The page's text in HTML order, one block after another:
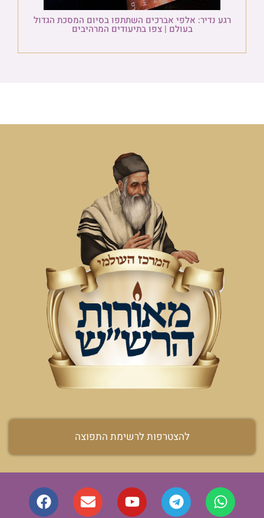
רגע נדיר: אלפי אברכים השתתפו בסיום המסכת הגדול
בעולם | צפו בתיעודים המרהיבים
להצטרפות לרשימת התפוצה